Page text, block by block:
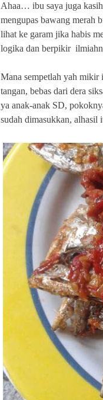
Ahaa… ibu saya juga
mengupas bawang merah
lihat ke garam jika habis
logika dan berpikir
Mana sempetlah yah mikir
tangan, bebas dari dera
ya anak-anak SD,
sudah dimasukkan,